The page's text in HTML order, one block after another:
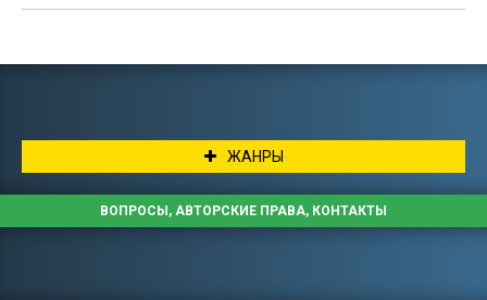
ЖАНРЫ
ВОПРОСЫ, АВТОРСКИЕ ПРАВА, КОНТАКТЫ